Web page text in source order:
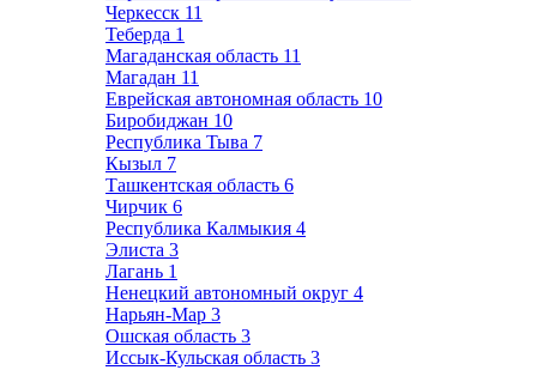
Черкесск 11
Теберда 1
Магаданская область 11
Магадан 11
Еврейская автономная область 10
Биробиджан 10
Республика Тыва 7
Кызыл 7
Ташкентская область 6
Чирчик 6
Республика Калмыкия 4
Элиста 3
Лагань 1
Ненецкий автономный округ 4
Нарьян-Мар 3
Ошская область 3
Иссык-Кульская область 3